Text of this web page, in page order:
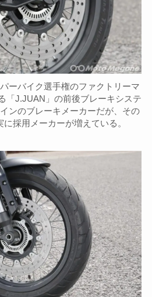
ーバイク選手権のファクトリーマ
「J.JUAN」の前後ブレーキシステ
ンのブレーキメーカーだが、その
採用メーカーが増えている。